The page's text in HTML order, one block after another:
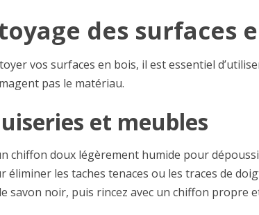
des surfaces
vos surfaces en bois, il est essentiel
pas le matériau.
et meubles
chiffon doux légèrement humide pour
éliminer les taches tenaces ou les traces de
savon noir, puis rincez avec un chiffon propre